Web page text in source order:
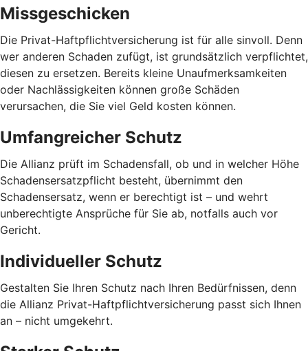
Missgeschicken
Die Privat-Haftpflichtversicherung ist für alle sinvoll. Denn
wer anderen Schaden zufügt, ist grundsätzlich verpflichtet,
diesen zu ersetzen. Bereits kleine Unaufmerksamkeiten
oder Nachlässigkeiten können große Schäden
verursachen, die Sie viel Geld kosten können.
Umfangreicher Schutz
Die Allianz prüft im Schadensfall, ob und in welcher Höhe
Schadensersatzpflicht besteht, übernimmt den
Schadensersatz, wenn er berechtigt ist – und wehrt
unberechtigte Ansprüche für Sie ab, notfalls auch vor
Gericht.
Individueller Schutz
Gestalten Sie Ihren Schutz nach Ihren Bedürfnissen, denn
die Allianz Privat-Haftpflichtversicherung passt sich Ihnen
an – nicht umgekehrt.